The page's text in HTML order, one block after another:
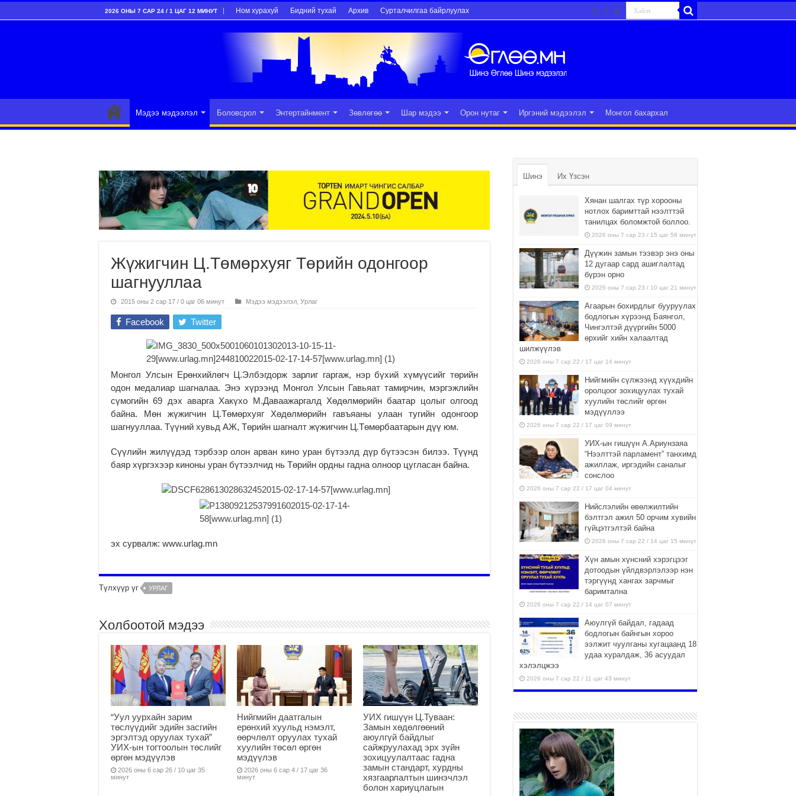
2026 ОНЫ 7 САР 24 / 1 ЦАГ 12 МИНУТ Ном хурахуй Бидний тухай Архив Сурталчилгаа байрлуулах
Мэдээ мэдээлэл Боловсрол Энтертайнмент Зөвлөгөө Шар мэдээ Орон нутаг Иргэний мэдээлэл Монгол бахархал
Жүжигчин Ц.Төмөрхуяг Төрийн одонгоор
шагнууллаа
2015 оны 2 сар 17 / 0 цаг 06 минут Мэдээ мэдээлэл Урлаг
Facebook Twitter
Монгол Улсын Ерөнхийлөгч Ц.Элбэгдорж зарлиг гаргаж, нэр бүхий хүмүүсийг төрийн
одон медалиар шагналаа. Энэ хүрээнд Монгол Улсын Гавьяат тамирчин, мэргэжлийн
сүмогийн 69 дэх аварга Хакүхо М.Даваажаргалд Хөдөлмөрийн баатар цолыг олгоод
байна. Мөн жүжигчин Ц.Төмөрхуяг Хөдөлмөрийн гавъяаны улаан тугийн одонгоор
шагнууллаа. Түүний хувьд АЖ, Төрийн шагналт жүжигчин Ц.Төмөрбаатарын дүү юм.
Сүүлийн жилүүдэд тэрбээр олон арван кино уран бүтээлд дүр бүтээсэн билээ. Түүнд
баяр хүргэхээр киноны уран бүтээлчид нь Төрийн ордны гадна олноор цугласан байна.
эх сурвалж: www.urlag.mn
Түлхүүр үг УРЛАГ
Холбоотой мэдээ
“Уул уурхайн зарим
төслүүдийг эдийн засгийн
эргэлтэд оруулах тухай”
УИХ-ын тогтоолын төслийг
өргөн мэдүүлэв
2026 оны 6 сар 26 / 10 цаг 35
минут
Нийгмийн даатгалын
ерөнхий хуульд нэмэлт,
өөрчлөлт оруулах тухай
хуулийн төсөл өргөн
мэдүүлэв
2026 оны 6 сар 4 / 17 цаг 36
минут
УИХ гишүүн Ц.Туваан:
Замын хөдөлгөөний
аюулгүй байдлыг
сайжруулахад эрх зүйн
зохицуулалтаас гадна
замын стандарт, хурдны
хязгаарлалтын шинэчлэл
болон хариуцлагын
Шинэ Их Үзсэн
Хянан шалгах түр хорооны
нотлох баримттай нээлттэй
танилцах боломжтой боллоо.
2026 оны 7 сар 23 / 15 цаг 58 минут
Дүүжин замын тээвэр энэ оны
12 дугаар сард ашиглалтад
бүрэн орно
2026 оны 7 сар 23 / 10 цаг 21 минут
Агаарын бохирдлыг бууруулах
бодлогын хүрээнд Баянгол,
Чингэлтэй дүүргийн 5000
өрхийг хийн халаалтад
шилжүүлэв
2026 оны 7 сар 22 / 17 цаг 14 минут
Нийгмийн сүлжээнд хүүхдийн
оролцоог зохицуулах тухай
хуулийн төслийг өргөн
мэдүүллээ
2026 оны 7 сар 22 / 17 цаг 09 минут
УИХ-ын гишүүн А.Ариунзаяа
“Нээлттэй парламент” танхимд
ажиллаж, иргэдийн саналыг
сонслоо
2026 оны 7 сар 22 / 17 цаг 04 минут
Нийслэлийн өвөлжилтийн
бэлтгэл ажил 50 орчим хувийн
гүйцэтгэлтэй байна
2026 оны 7 сар 22 / 14 цаг 15 минут
Хүн амын хүнсний хэрэгцээг
дотоодын үйлдвэрлэлээр нэн
тэргүүнд хангах зарчмыг
баримтална
2026 оны 7 сар 22 / 14 цаг 07 минут
Аюулгүй байдал, гадаад
бодлогын байнгын хороо
ээлжит чуулганы хугацаанд 18
удаа хуралдаж, 36 асуудал
хэлэлцжээ
2026 оны 7 сар 22 / 11 цаг 43 минут
боломжтой-Хүүхэд хөгжүүлэх
төв” байгуулах төсөлд төр,
хувийн хэвшлийн түншлэлийн хүрээнд хамтран
ажиллахыг урьж байна
2026 оны 7 сар 22 / 9 цаг 28 минут
Б.Пүрэвдагва: “Урт цагаан”-ыг
залуучууд чөлөөт цагаа